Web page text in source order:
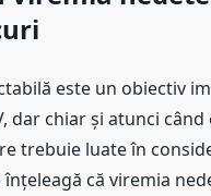
este un obiectiv
dar chiar și atunci când
trebuie luate în
că viremia